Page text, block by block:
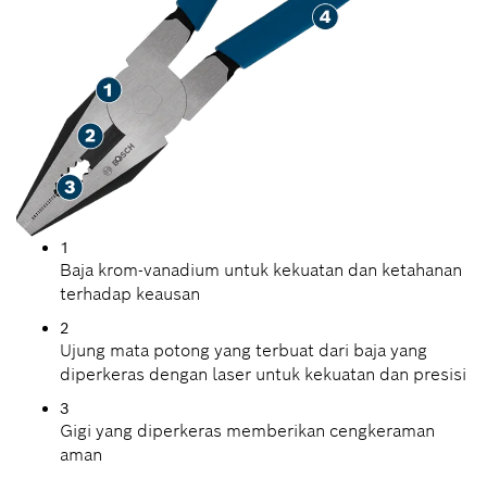
1
Baja krom-vanadium untuk kekuatan dan ketahanan
terhadap keausan
2
Ujung mata potong yang terbuat dari baja yang
diperkeras dengan laser untuk kekuatan dan presisi
3
Gigi yang diperkeras memberikan cengkeraman
aman